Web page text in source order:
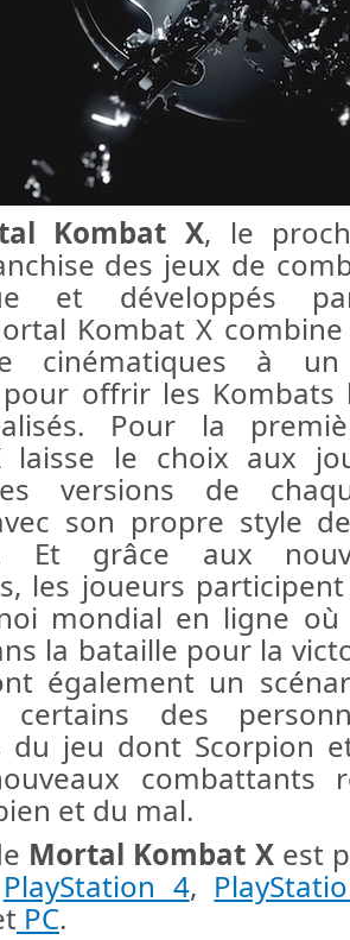
Kombat X, le
des jeux de
et développés
Kombat X
cinématiques à
offrir les Kombats
Pour la
laisse le choix aux
versions de
son propre style
Et grâce aux
les joueurs
mondial en ligne où
la bataille pour la
également un
certains des
du jeu dont Scorpion
combattants
et du mal.
Mortal Kombat X est
PlayStation 4,
PC.